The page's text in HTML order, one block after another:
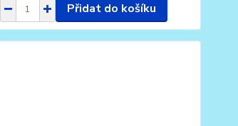
Přidat do košíku